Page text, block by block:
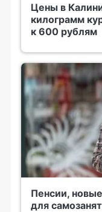
Цены в
килограмм
к 600 рублям
Пенсии,
для